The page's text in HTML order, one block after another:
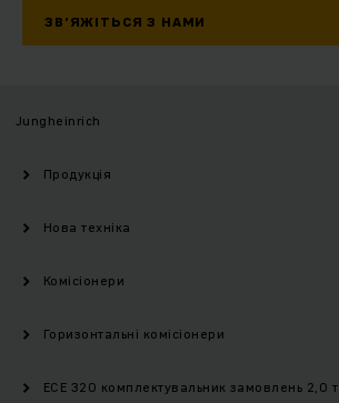
ЗВ’ЯЖІТЬСЯ З НАМИ
Jungheinrich
Продукція
Нова техніка
Комісіонери
Горизонтальні комісіонери
ECE 320 комплектувальник замовлень 2,0 т